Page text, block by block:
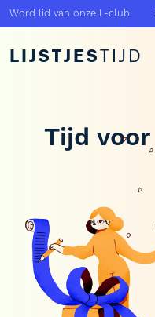
Word lid van onze L-club
LIJSTJESTIJD
Tijd voor